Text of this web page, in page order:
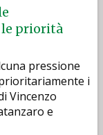
le priorità
pressione
i
Vincenzo
e